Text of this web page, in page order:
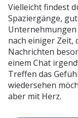
Vielleicht findest
Spaziergänge,
Unternehmungen
nach einiger Zeit,
Nachrichten
einem Chat
Treffen das
wiedersehen
aber mit Herz.